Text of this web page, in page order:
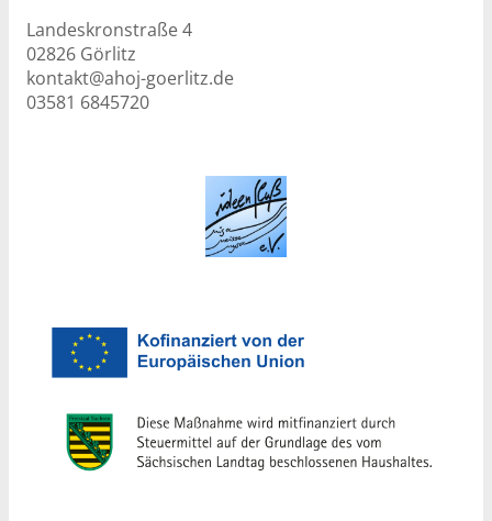
Landeskronstraße 4
02826 Görlitz
kontakt@ahoj-goerlitz.de
03581 6845720